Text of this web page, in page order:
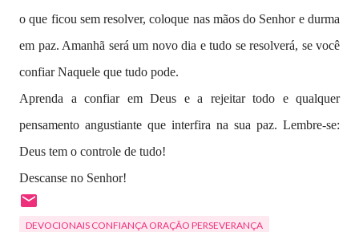
o que ficou sem resolver, coloque nas mãos do Senhor e durma
em paz. Amanhã será um novo dia e tudo se resolverá, se você
confiar Naquele que tudo pode.
Aprenda a confiar em Deus e a rejeitar todo e qualquer
pensamento angustiante que interfira na sua paz. Lembre-se:
Deus tem o controle de tudo!
Descanse no Senhor!
DEVOCIONAIS CONFIANÇA ORAÇÃO PERSEVERANÇA